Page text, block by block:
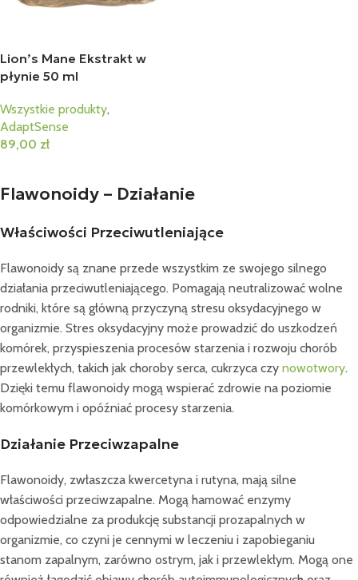
Lion’s Mane Ekstrakt w
płynie 50 ml
Wszystkie produkty,
AdaptSense
89,00 zł
Flawonoidy – Działanie
Właściwości Przeciwutleniające
Flawonoidy są znane przede wszystkim ze swojego silnego
działania przeciwutleniającego. Pomagają neutralizować wolne
rodniki, które są główną przyczyną stresu oksydacyjnego w
organizmie. Stres oksydacyjny może prowadzić do uszkodzeń
komórek, przyspieszenia procesów starzenia i rozwoju chorób
przewlekłych, takich jak choroby serca, cukrzyca czy nowotwory.
Dzięki temu flawonoidy mogą wspierać zdrowie na poziomie
komórkowym i opóźniać procesy starzenia.
Działanie Przeciwzapalne
Flawonoidy, zwłaszcza kwercetyna i rutyna, mają silne
właściwości przeciwzapalne. Mogą hamować enzymy
odpowiedzialne za produkcję substancji prozapalnych w
organizmie, co czyni je cennymi w leczeniu i zapobieganiu
stanom zapalnym, zarówno ostrym, jak i przewlekłym. Mogą one